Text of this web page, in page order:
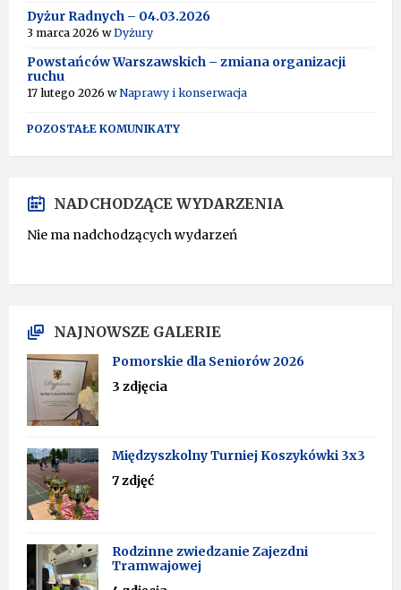
E
:
Dyżur Radnych – 04.03.2026
3 marca 2026 wDyżury
Powstańców Warszawskich – zmiana organizacji
ruchu
17 lutego 2026 wNaprawy i konserwacja
POZOSTAŁE KOMUNIKATY
NADCHODZĄCE WYDARZENIA
Nie ma nadchodzących wydarzeń
NAJNOWSZE GALERIE
Pomorskie dla Seniorów 2026
3 zdjęcia
Międzyszkolny Turniej Koszykówki 3x3
7 zdjęć
Rodzinne zwiedzanie Zajezdni
Tramwajowej